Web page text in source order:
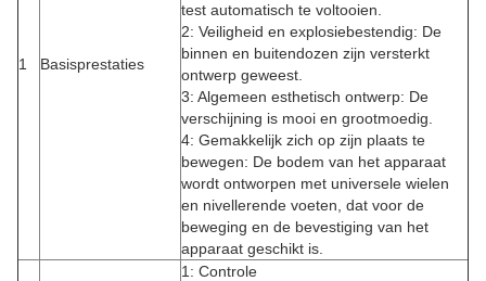
1 Basisprestaties
test automatisch te voltooien.
2: Veiligheid en explosiebestendig: De
binnen en buitendozen zijn versterkt
ontwerp geweest.
3: Algemeen esthetisch ontwerp: De
verschijning is mooi en grootmoedig.
4: Gemakkelijk zich op zijn plaats te
bewegen: De bodem van het apparaat
wordt ontworpen met universele wielen
en nivellerende voeten, dat voor de
beweging en de bevestiging van het
apparaat geschikt is.
1: Controle